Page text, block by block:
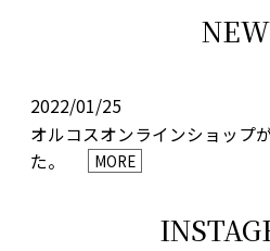
2022/01/25
オルコスオンラインショップ
た。
MORE